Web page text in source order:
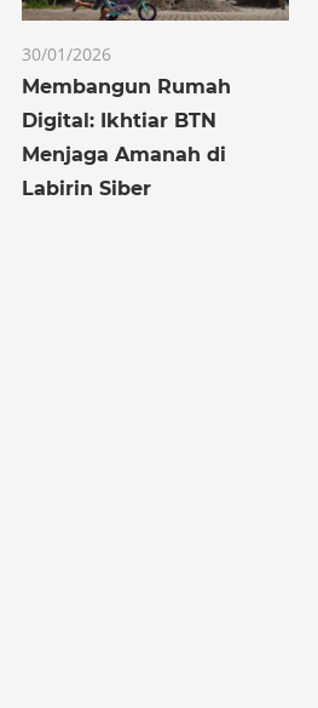
30/01/2026
Membangun Rumah
Digital: Ikhtiar BTN
Menjaga Amanah di
Labirin Siber